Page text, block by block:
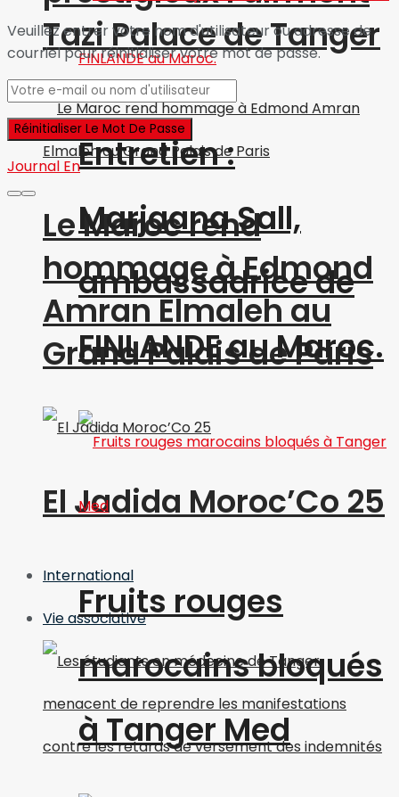
Tazi Palace de Tanger
Le Maroc rend
hommage à Edmond
Amran Elmaleh au
Grand Palais de Paris
El Jadida Moroc’Co 25
International
Vie associative
Entretien :
Marjaana Sall,
ambassadrice de
FINLANDE au Maroc.
Fruits rouges
marocains bloqués
à Tanger Med
Veuillez entrer votre nom d'utilisateur ou adresse de
courriel pour réinitialiser votre mot de passe.
Journal En